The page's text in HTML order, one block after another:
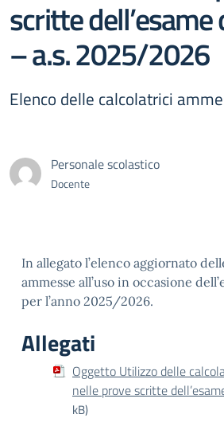
scritte
– a.s. 2025/2026
Elenco delle calcolatrici
Personale scolastico
Docente
In allegato l’elenco aggiornato
ammesse all’uso in occasione
per l’anno 2025/2026.
Allegati
Oggetto Utilizzo delle
nelle prove scritte
kB)